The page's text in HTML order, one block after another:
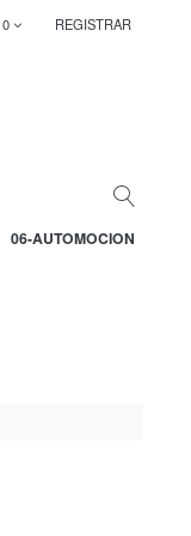
0 REGISTRAR
06-AUTOMOCION